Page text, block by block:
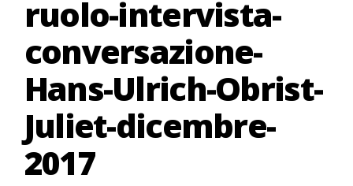
ruolo-intervista-
conversazione-
Hans-Ulrich-Obrist-
Juliet-dicembre-
2017